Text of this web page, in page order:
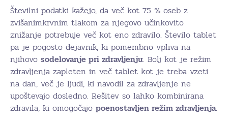
Številni podatki kažejo, da več kot 75 % oseb z
zvišanimkrvnim tlakom za njegovo učinkovito
znižanje potrebuje več kot eno zdravilo. Število tablet
pa je pogosto dejavnik, ki pomembno vpliva na
njihovo sodelovanje pri zdravljenju. Bolj kot je režim
zdravljenja zapleten in več tablet kot je treba vzeti
na dan, več je ljudi, ki navodil za zdravljenje ne
upoštevajo dosledno. Rešitev so lahko kombinirana
zdravila, ki omogočajo poenostavljen režim zdravljenja.